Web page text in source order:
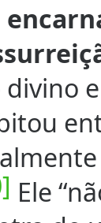
divino
Ele